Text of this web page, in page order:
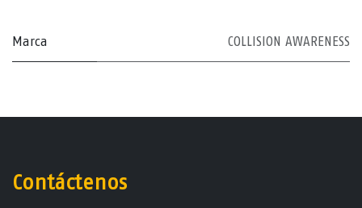
Marca COLLISION AWARENESS
Contáctenos